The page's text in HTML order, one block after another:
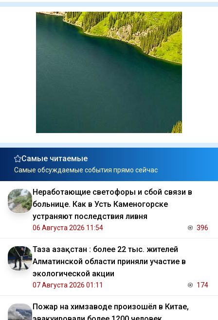
Самые читаемые
Самые обсуждаемые события прямо сейчас
Неработающие светофоры и сбой связи в
больнице. Как в Усть Каменогорске
устраняют последствия ливня
06 Августа 2026 11:54 396
Таза Қазақстан : более 22 тыс. жителей
Алматинской области приняли участие в
экологической акции
07 Августа 2026 01:11 174
Пожар на химзаводе произошёл в Китае,